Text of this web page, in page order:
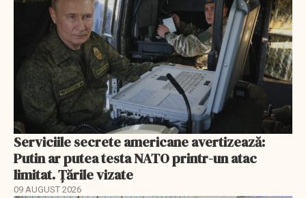
Serviciile secrete americane avertizează:
Putin ar putea testa NATO printr-un atac
limitat. Țările vizate
09 AUGUST 2026